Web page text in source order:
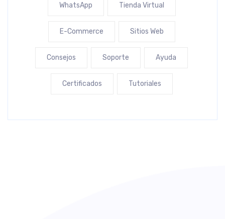
WhatsApp Tienda Virtual
E-Commerce Sitios Web
Consejos Soporte Ayuda
Certificados Tutoriales